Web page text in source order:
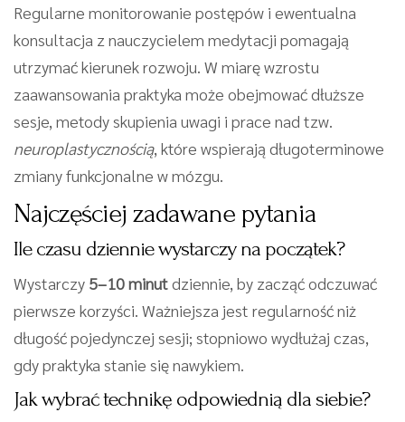
Regularne monitorowanie postępów i ewentualna
konsultacja z nauczycielem medytacji pomagają
utrzymać kierunek rozwoju. W miarę wzrostu
zaawansowania praktyka może obejmować dłuższe
sesje, metody skupienia uwagi i prace nad tzw.
neuroplastycznością, które wspierają długoterminowe
zmiany funkcjonalne w mózgu.
Najczęściej zadawane pytania
Ile czasu dziennie wystarczy na początek?
Wystarczy 5–10 minutdziennie, by zacząć odczuwać
pierwsze korzyści. Ważniejsza jest regularność niż
długość pojedynczej sesji; stopniowo wydłużaj czas,
gdy praktyka stanie się nawykiem.
Jak wybrać technikę odpowiednią dla siebie?